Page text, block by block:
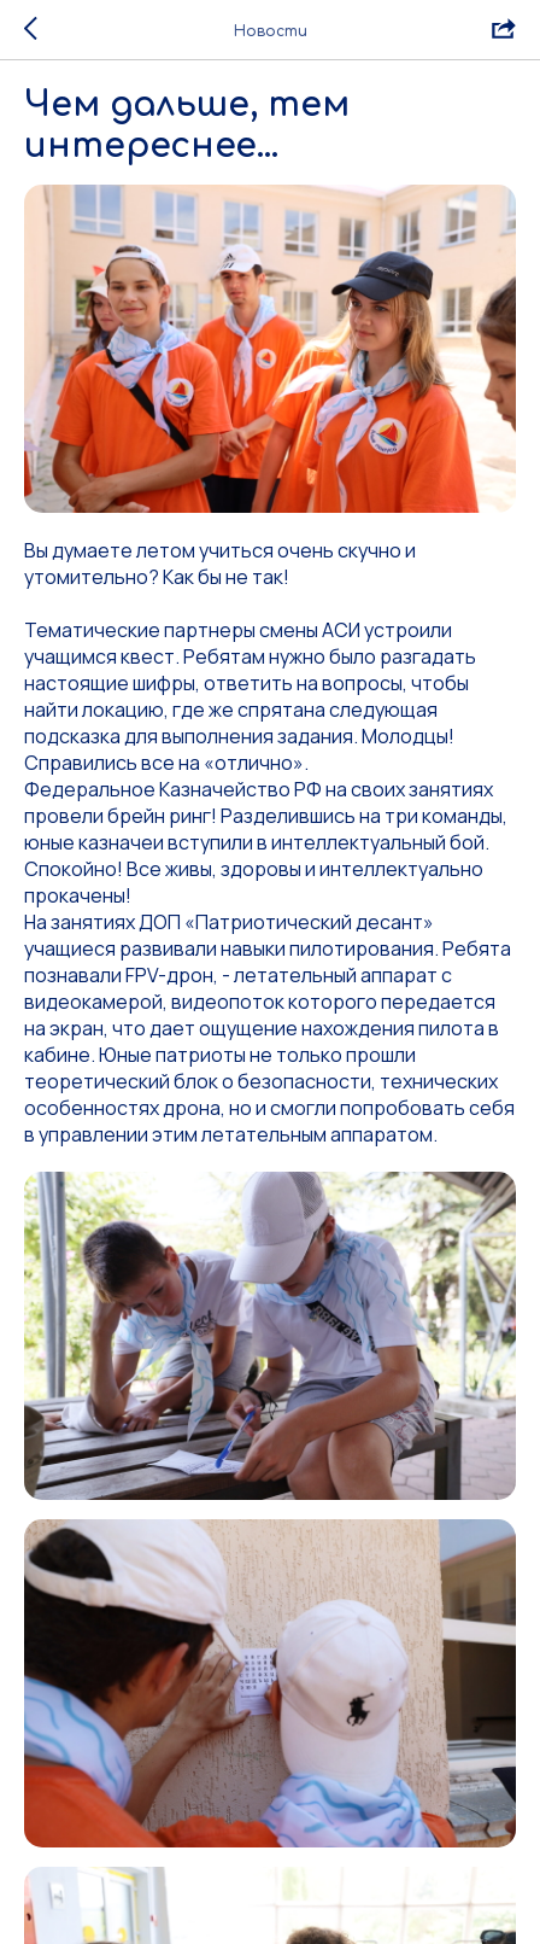
Новости
Чем дальше, тем
интереснее...
Вы думаете летом учиться очень скучно и
утомительно? Как бы не так!
Тематические партнеры смены АСИ устроили
учащимся квест. Ребятам нужно было разгадать
настоящие шифры, ответить на вопросы, чтобы
найти локацию, где же спрятана следующая
подсказка для выполнения задания. Молодцы!
Справились все на «отлично».
Федеральное Казначейство РФ на своих занятиях
провели брейн ринг! Разделившись на три команды,
юные казначеи вступили в интеллектуальный бой.
Спокойно! Все живы, здоровы и интеллектуально
прокачены!
На занятиях ДОП «Патриотический десант»
учащиеся развивали навыки пилотирования. Ребята
познавали FPV-дрон, - летательный аппарат с
видеокамерой, видеопоток которого передается
на экран, что дает ощущение нахождения пилота в
кабине. Юные патриоты не только прошли
теоретический блок о безопасности, технических
особенностях дрона, но и смогли попробовать себя
в управлении этим летательным аппаратом.